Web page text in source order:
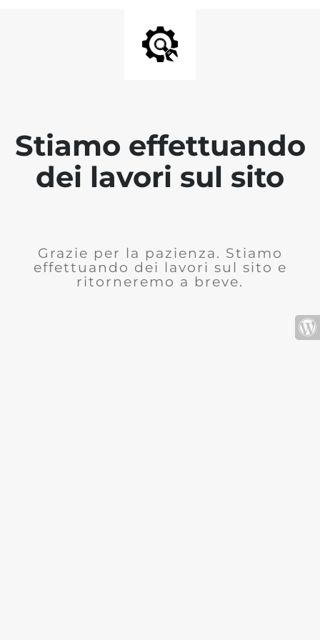
Stiamo effettuando
dei lavori sul sito
Grazie per la pazienza. Stiamo
effettuando dei lavori sul sito e
ritorneremo a breve.